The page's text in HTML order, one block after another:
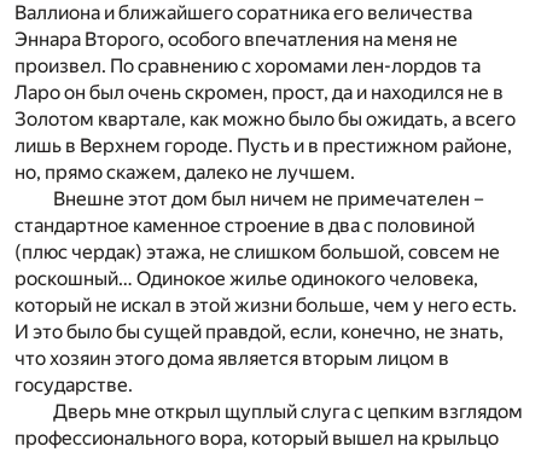
Валлиона и ближайшего соратника его величества
Эннара Второго, особого впечатления на меня не
произвел. По сравнению с хоромами лен-лордов та
Ларо он был очень скромен, прост, да и находился не в
Золотом квартале, как можно было бы ожидать, а всего
лишь в Верхнем городе. Пусть и в престижном районе,
но, прямо скажем, далеко не лучшем.
Внешне этот дом был ничем не примечателен –
стандартное каменное строение в два с половиной
(плюс чердак) этажа, не слишком большой, совсем не
роскошный… Одинокое жилье одинокого человека,
который не искал в этой жизни больше, чем у него есть.
И это было бы сущей правдой, если, конечно, не знать,
что хозяин этого дома является вторым лицом в
государстве.
Дверь мне открыл щуплый слуга с цепким взглядом
профессионального вора, который вышел на крыльцо